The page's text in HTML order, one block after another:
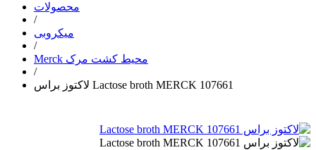
محصولات
/
میکروبی
/
Merck محیط کشت مرک
/
لاکتوز براس Lactose broth MERCK 107661